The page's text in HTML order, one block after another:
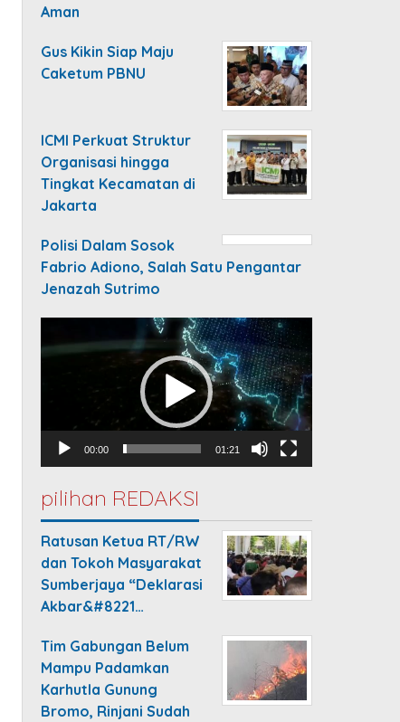
Aman
Gus Kikin Siap Maju
Caketum PBNU
ICMI Perkuat Struktur
Organisasi hingga
Tingkat Kecamatan di
Jakarta
Polisi Dalam Sosok
Fabrio Adiono, Salah Satu Pengantar
Jenazah Sutrimo
Player
00:00 01:21
pilihan REDAKSI
Ratusan Ketua RT/RW
dan Tokoh Masyarakat
Sumberjaya “Deklarasi
Akbar&#8221…
Tim Gabungan Belum
Mampu Padamkan
Karhutla Gunung
Bromo, Rinjani Sudah